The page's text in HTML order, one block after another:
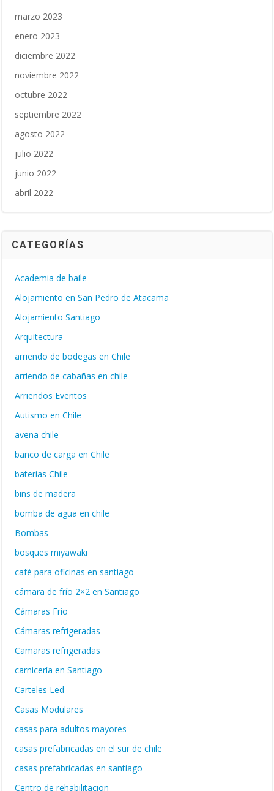
marzo 2023
enero 2023
diciembre 2022
noviembre 2022
octubre 2022
septiembre 2022
agosto 2022
julio 2022
junio 2022
abril 2022
CATEGORÍAS
Academia de baile
Alojamiento en San Pedro de Atacama
Alojamiento Santiago
Arquitectura
arriendo de bodegas en Chile
arriendo de cabañas en chile
Arriendos Eventos
Autismo en Chile
avena chile
banco de carga en Chile
baterias Chile
bins de madera
bomba de agua en chile
Bombas
bosques miyawaki
café para oficinas en santiago
cámara de frío 2×2 en Santiago
Cámaras Frio
Cámaras refrigeradas
Camaras refrigeradas
carnicería en Santiago
Carteles Led
Casas Modulares
casas para adultos mayores
casas prefabricadas en el sur de chile
casas prefabricadas en santiago
Centro de rehabilitacion